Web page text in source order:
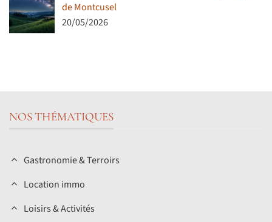
de Montcusel
20/05/2026
NOS THÉMATIQUES
Gastronomie & Terroirs
Location immo
Loisirs & Activités